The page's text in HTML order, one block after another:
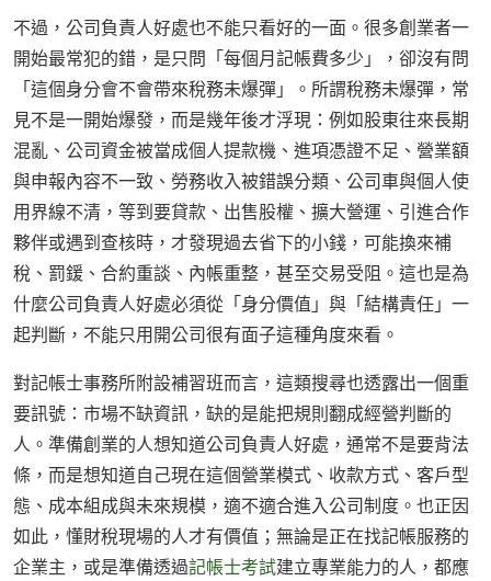
不過，公司負責人好處也不能只看好的一面。很多創業者一
開始最常犯的錯，是只問「每個月記帳費多少」，卻沒有問
「這個身分會不會帶來稅務未爆彈」。所謂稅務未爆彈，常
見不是一開始爆發，而是幾年後才浮現：例如股東往來長期
混亂、公司資金被當成個人提款機、進項憑證不足、營業額
與申報內容不一致、勞務收入被錯誤分類、公司車與個人使
用界線不清，等到要貸款、出售股權、擴大營運、引進合作
夥伴或遇到查核時，才發現過去省下的小錢，可能換來補
稅、罰鍰、合約重談、內帳重整，甚至交易受阻。這也是為
什麼公司負責人好處必須從「身分價值」與「結構責任」一
起判斷，不能只用開公司很有面子這種角度來看。
對記帳士事務所附設補習班而言，這類搜尋也透露出一個重
要訊號：市場不缺資訊，缺的是能把規則翻成經營判斷的
人。準備創業的人想知道公司負責人好處，通常不是要背法
條，而是想知道自己現在這個營業模式、收款方式、客戶型
態、成本組成與未來規模，適不適合進入公司制度。也正因
如此，懂財稅現場的人才有價值；無論是正在找記帳服務的
企業主，或是準備透過記帳士考試建立專業能力的人，都應